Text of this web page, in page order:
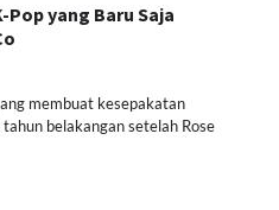
yang Baru Saja
membuat kesepakatan
belakangan setelah Rose